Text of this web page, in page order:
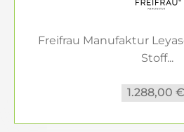
Praktische
Unsere Outdoor-
ideale Ergänzung für Ihre
Sitzkissen, Bankauflagen und
sodass alles stets griffbereit
Freifrau Manufaktur
Stoff...
1.288,00 €